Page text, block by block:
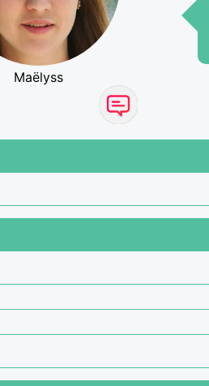
Maëlyss